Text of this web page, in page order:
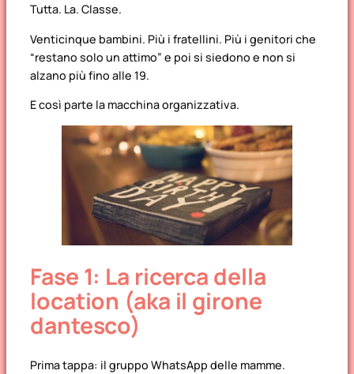
Tutta. La. Classe.
Venticinque bambini. Più i fratellini. Più i genitori che
“restano solo un attimo” e poi si siedono e non si
alzano più fino alle 19.
E così parte la macchina organizzativa.
Fase 1: La ricerca della
location (aka il girone
dantesco)
Prima tappa: il gruppo WhatsApp delle mamme.